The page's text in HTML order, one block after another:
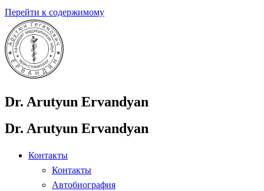
Перейти к содержимому
Dr. Arutyun Ervandyan
Dr. Arutyun Ervandyan
Контакты
Контакты
Автобиография